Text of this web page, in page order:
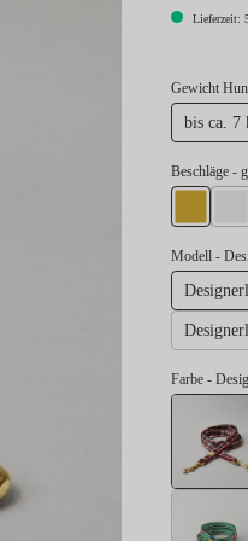
Lieferzeit:
Gewicht
bis ca. 7
Beschläge -
gold
Modell -
Farbe -